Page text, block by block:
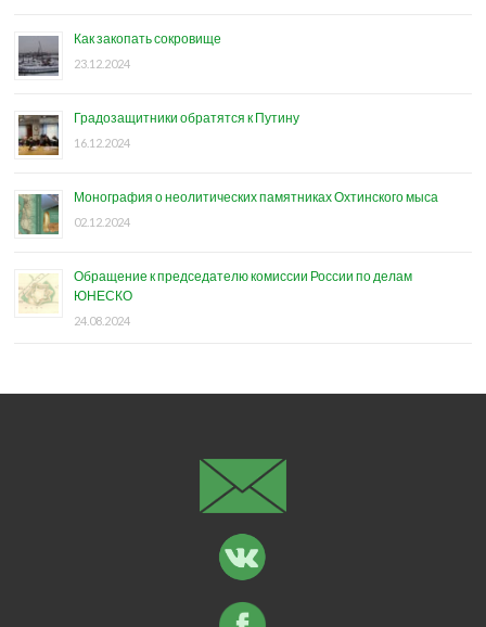
Как закопать сокровище
23.12.2024
Градозащитники обратятся к Путину
16.12.2024
Монография о неолитических памятниках Охтинского мыса
02.12.2024
Обращение к председателю комиссии России по делам
ЮНЕСКО
24.08.2024